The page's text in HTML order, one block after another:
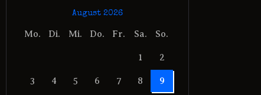
August 2026
Mo. Di. Mi. Do. Fr. Sa. So.
1 2
3 4 5 6 7 8 9